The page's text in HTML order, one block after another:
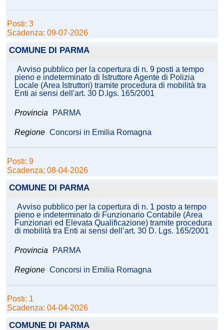
Posti: 3
Scadenza: 09-07-2026
COMUNE DI PARMA
Avviso pubblico per la copertura di n. 9 posti a tempo
pieno e indeterminato di Istruttore Agente di Polizia
Locale (Area Istruttori) tramite procedura di mobilità tra
Enti ai sensi dell'art. 30 D.lgs. 165/2001
Provincia PARMA
Regione Concorsi in Emilia Romagna
Posti: 9
Scadenza: 08-04-2026
COMUNE DI PARMA
Avviso pubblico per la copertura di n. 1 posto a tempo
pieno e indeterminato di Funzionario Contabile (Area
Funzionari ed Elevata Qualificazione) tramite procedura
di mobilità tra Enti ai sensi dell’art. 30 D. Lgs. 165/2001
Provincia PARMA
Regione Concorsi in Emilia Romagna
Posti: 1
Scadenza: 04-04-2026
COMUNE DI PARMA